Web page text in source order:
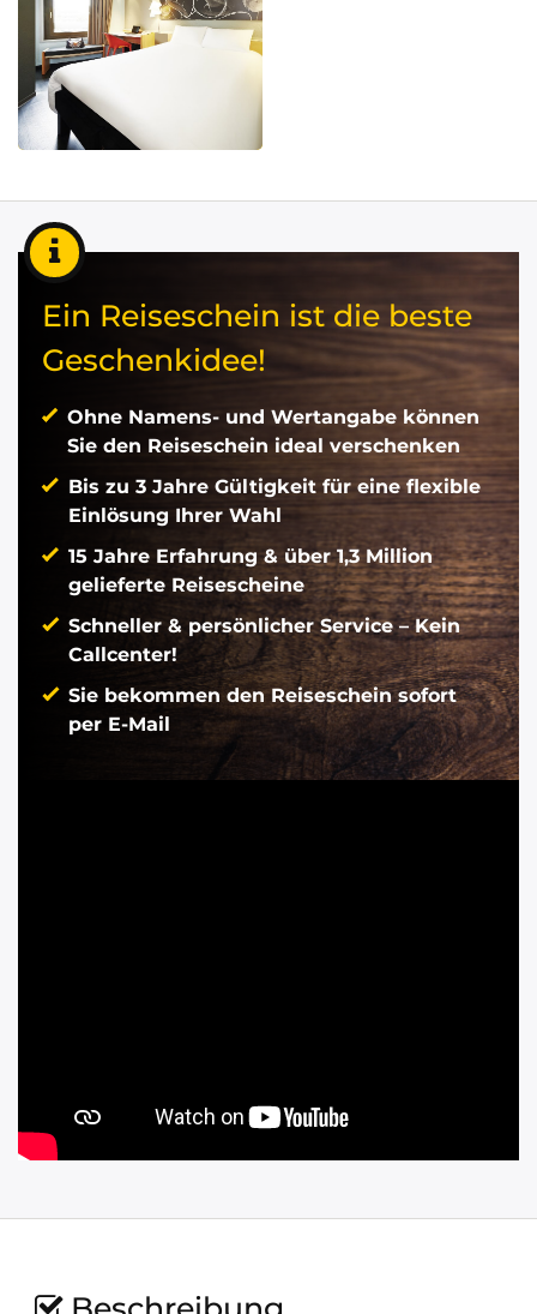
Ein Reiseschein ist die beste
Geschenkidee!
Ohne Namens- und Wertangabe können
Sie den Reiseschein ideal verschenken
Bis zu 3 Jahre Gültigkeit für eine flexible
Einlösung Ihrer Wahl
15 Jahre Erfahrung & über 1,3 Million
gelieferte Reisescheine
Schneller & persönlicher Service – Kein
Callcenter!
Sie bekommen den Reiseschein sofort
per E-Mail